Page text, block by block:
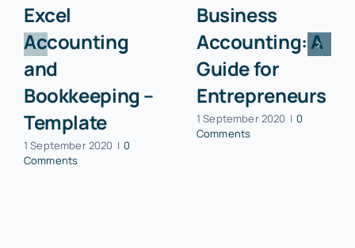
Excel
Accounting
and
Bookkeeping –
Template
1 September 2020 | 0
Comments
Business
Accounting: A
Guide for
Entrepreneurs
1 September 2020 | 0
Comments